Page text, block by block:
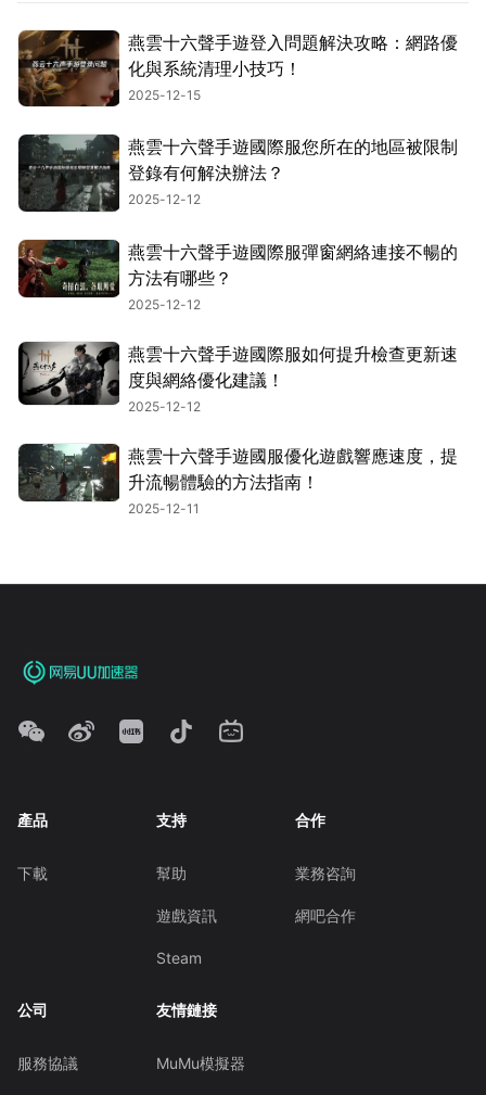
燕雲十六聲手遊登入問題解決攻略：網路優
化與系統清理小技巧！
2025-12-15
燕雲十六聲手遊國際服您所在的地區被限制
登錄有何解決辦法？
2025-12-12
燕雲十六聲手遊國際服彈窗網絡連接不暢的
方法有哪些？
2025-12-12
燕雲十六聲手遊國際服如何提升檢查更新速
度與網絡優化建議！
2025-12-12
燕雲十六聲手遊國服優化遊戲響應速度，提
升流暢體驗的方法指南！
2025-12-11
產品
下載
支持
幫助
遊戲資訊
Steam
合作
業務咨詢
網吧合作
公司
服務協議
友情鏈接
MuMu模擬器